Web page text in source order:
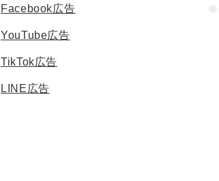
Facebook広告
YouTube広告
TikTok広告
LINE広告